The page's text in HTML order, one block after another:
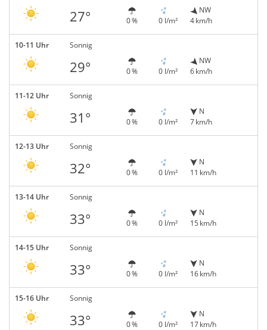
27° 0 % 0 l/m²
NW
4 km/h
10-11 Uhr Sonnig
29° 0 % 0 l/m²
NW
6 km/h
11-12 Uhr Sonnig
31° 0 % 0 l/m²
N
7 km/h
12-13 Uhr Sonnig
32° 0 % 0 l/m²
N
11 km/h
13-14 Uhr Sonnig
33° 0 % 0 l/m²
N
15 km/h
14-15 Uhr Sonnig
33° 0 % 0 l/m²
N
16 km/h
15-16 Uhr Sonnig
33° 0 % 0 l/m²
N
17 km/h